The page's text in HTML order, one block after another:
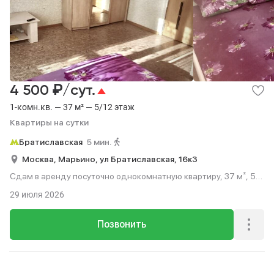
1-комн.кв. — 37 м² — 5/12 этаж
Квартиры на сутки
4 500 ₽/сут.
Братиславская 5 мин.
Москва, Марьино, ул Братиславская, 16к3
Сдам в аренду посуточно однокомнатную квартиру, 37 м², 5
Позвонить
29 июля 2026